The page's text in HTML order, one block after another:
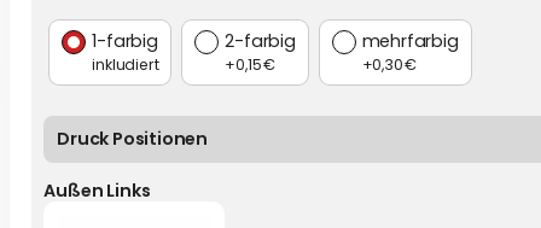
1-farbig
inkludiert
2-farbig
+0,15 €
mehrfarbig
+0,30 €
Druck Positionen
Außen Links